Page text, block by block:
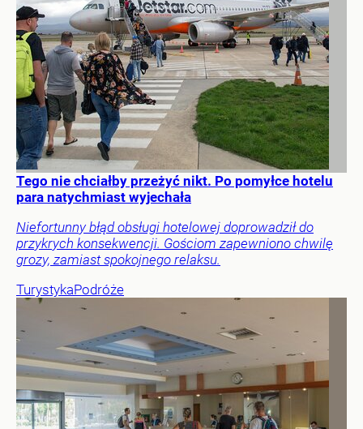
Tego nie chciałby przeżyć nikt. Po pomyłce hotelu
para natychmiast wyjechała
Niefortunny błąd obsługi hotelowej doprowadził do
przykrych konsekwencji. Gościom zapewniono chwilę
grozy, zamiast spokojnego relaksu.
TurystykaPodróże